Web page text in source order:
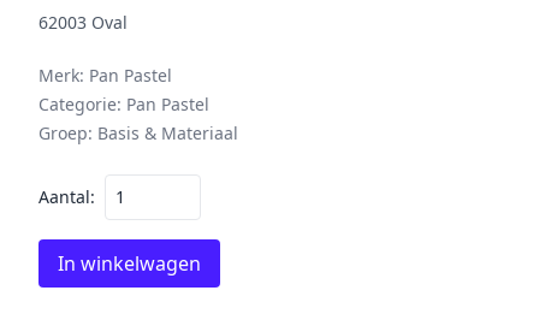
62003 Oval
Merk: Pan Pastel
Categorie: Pan Pastel
Groep: Basis & Materiaal
Aantal:
In winkelwagen